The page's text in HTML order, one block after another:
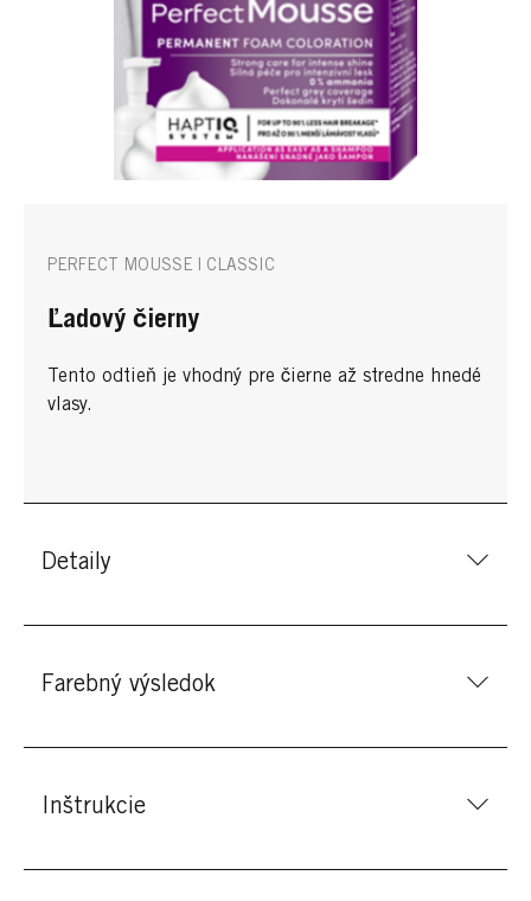
PERFECT MOUSSE | CLASSIC
Ľadový čierny
Tento odtieň je vhodný pre čierne až stredne hnedé
vlasy.
Detaily
Farebný výsledok
Inštrukcie